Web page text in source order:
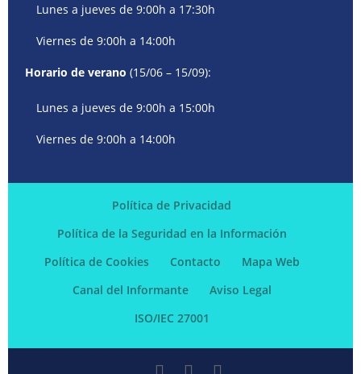
Lunes a jueves de 9:00h a 17:30h
Viernes de 9:00h a 14:00h
Horario de verano (15/06 – 15/09):
Lunes a jueves de 9:00h a 15:00h
Viernes de 9:00h a 14:00h
Política de Privacidad
Política de la Seguridad en la Información
Política de Cookies
Contacto
Mapa Web
Canal del Informante
Aviso Legal
ISO/IEC 27001